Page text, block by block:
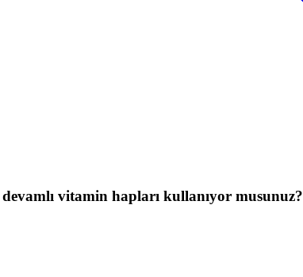
vitamin hapları kullanıyor musunuz?